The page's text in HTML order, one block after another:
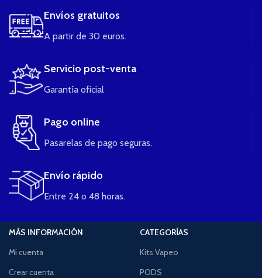
Envíos gratuitos
A partir de 30 euros.
Servicio post-venta
Garantía oficial
Pago online
Pasarelas de pago seguras.
Envío rápido
Entre 24 o 48 horas.
MÁS INFORMACIÓN
Mi cuenta
Crear cuenta
CATEGORÍAS
Kits Vapeo
PODS